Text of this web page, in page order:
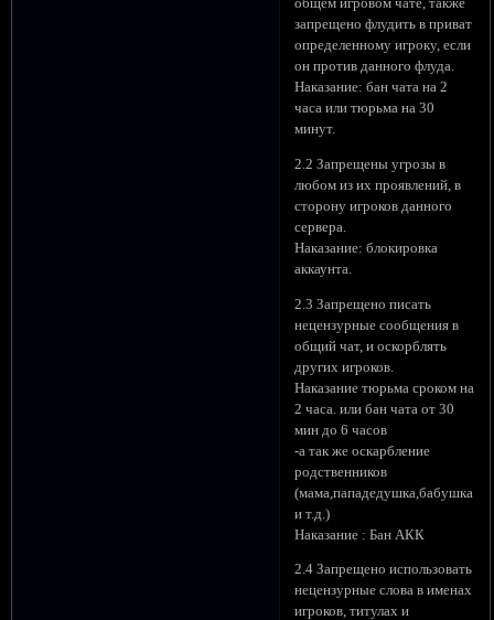
общем игровом чате, также
запрещено флудить в приват
определенному игроку, если
он против данного флуда.
Наказание: бан чата на 2
часа или тюрьма на 30
минут.
2.2 Запрещены угрозы в
любом из их проявлений, в
сторону игроков данного
сервера.
Наказание: блокировка
аккаунта.
2.3 Запрещено писать
нецензурные сообщения в
общий чат, и оскорблять
других игроков.
Наказание тюрьма сроком на
2 часа. или бан чата от 30
мин до 6 часов
-а так же оскарбление
родственников
(мама,пападедушка,бабушка
и т.д.)
Наказание : Бан АКК
2.4 Запрещено использовать
нецензурные слова в именах
игроков, титулах и